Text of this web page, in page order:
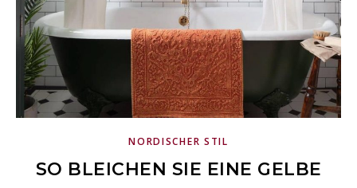
NORDISCHER STIL
SO BLEICHEN SIE EINE GELBE